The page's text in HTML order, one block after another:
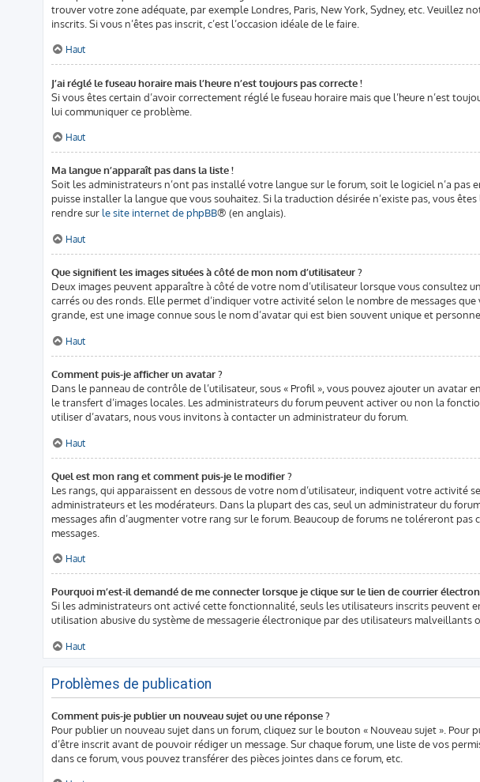
trouver votre zone adéquate, par exemple Londres, Paris, New York, Sydney, etc. Veuillez
inscrits. Si vous n’êtes pas inscrit, c’est l’occasion idéale de le faire.
Haut
J’ai réglé le fuseau horaire mais l’heure n’est toujours pas correcte !
Si vous êtes certain d’avoir correctement réglé le fuseau horaire mais que l’heure n’est
lui communiquer ce problème.
Haut
Ma langue n’apparaît pas dans la liste !
Soit les administrateurs n’ont pas installé votre langue sur le forum, soit le logiciel n’a pas
puisse installer la langue que vous souhaitez. Si la traduction désirée n’existe pas, vous
rendre sur le site internet de phpBB® (en anglais).
Haut
Que signifient les images situées à côté de mon nom d’utilisateur ?
Deux images peuvent apparaître à côté de votre nom d’utilisateur lorsque vous consultez
carrés ou des ronds. Elle permet d’indiquer votre activité selon le nombre de messages
grande, est une image connue sous le nom d’avatar qui est bien souvent unique et
Haut
Comment puis-je afficher un avatar ?
Dans le panneau de contrôle de l’utilisateur, sous « Profil », vous pouvez ajouter un avatar
le transfert d’images locales. Les administrateurs du forum peuvent activer ou non la
utiliser d’avatars, nous vous invitons à contacter un administrateur du forum.
Haut
Quel est mon rang et comment puis-je le modifier ?
Les rangs, qui apparaissent en dessous de votre nom d’utilisateur, indiquent votre
administrateurs et les modérateurs. Dans la plupart des cas, seul un administrateur du
messages afin d’augmenter votre rang sur le forum. Beaucoup de forums ne toléreront
messages.
Haut
Pourquoi m’est-il demandé de me connecter lorsque je clique sur le lien de courrier
Si les administrateurs ont activé cette fonctionnalité, seuls les utilisateurs inscrits peuvent
utilisation abusive du système de messagerie électronique par des utilisateurs malveillants
Haut
Problèmes de publication
Comment puis-je publier un nouveau sujet ou une réponse ?
Pour publier un nouveau sujet dans un forum, cliquez sur le bouton « Nouveau sujet ».
d’être inscrit avant de pouvoir rédiger un message. Sur chaque forum, une liste de vos
dans ce forum, vous pouvez transférer des pièces jointes dans ce forum, etc.